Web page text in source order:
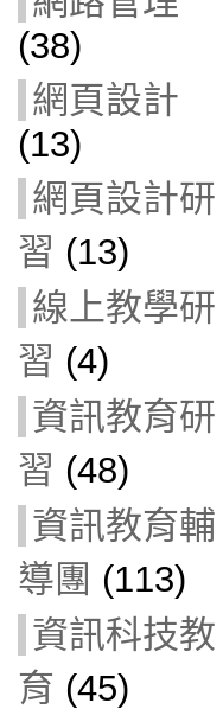
(38)
網頁設計
(13)
網頁設計研
習 (13)
線上教學研
習 (4)
資訊教育研
習 (48)
資訊教育輔
導團 (113)
資訊科技教
育 (45)